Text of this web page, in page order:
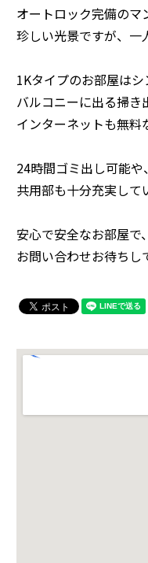
オートロック完備のマ
珍しい光景ですが、一
1Kタイプのお部屋は
バルコニーに出る掃き
インターネットも無料
24時間ゴミ出し可能や
共用部も十分充実して
安心で安全なお部屋で
お問い合わせお待ちし